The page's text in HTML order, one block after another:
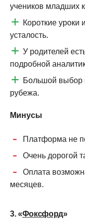
учеников младших
Короткие уроки
усталость.
У родителей
подробной
Большой выбор
рубежа.
Минусы
Платформа не
Очень дорогой
Оплата
месяцев.
3. «Фоксфорд»